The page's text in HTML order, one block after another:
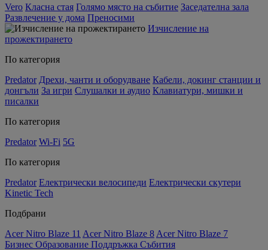
Vero Класна стая Голямо място на събитие Заседателна зала
Развлечение у дома Преносими
Изчисление на
прожектирането
По категория
Predator Дрехи, чанти и оборудване Кабели, докинг станции и
донгъли За игри Слушалки и аудио Клавиатури, мишки и
писалки
По категория
Predator Wi-Fi 5G
По категория
Predator Електрически велосипеди Електрически скутери
Kinetic Tech
Подбрани
Acer Nitro Blaze 11 Acer Nitro Blaze 8 Acer Nitro Blaze 7
Бизнес Образование Поддръжка Събития